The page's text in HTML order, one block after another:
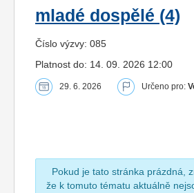
mladé dospělé (4)
Číslo výzvy: 085
Platnost do: 14. 09. 2026 12:00
29. 6. 2026 Určeno pro:
Pokud je tato stránka prázdná,
že k tomuto tématu aktuálně